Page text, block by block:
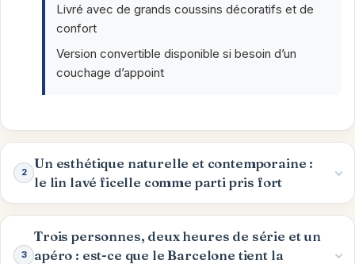
Livré avec de grands coussins décoratifs et de
confort
Version convertible disponible si besoin d’un
couchage d’appoint
2
Un esthétique naturelle et contemporaine :
le lin lavé ficelle comme parti pris fort
3
Trois personnes, deux heures de série et un
apéro : est-ce que le Barcelone tient la